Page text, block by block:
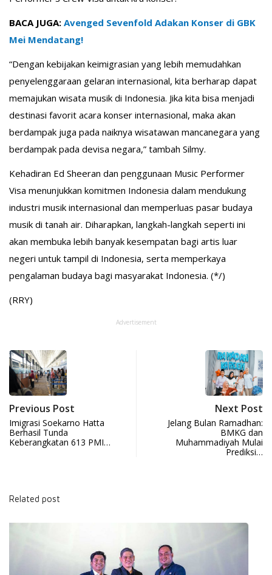
BACA JUGA: Avenged Sevenfold Adakan Konser di GBK
Mei Mendatang!
“Dengan kebijakan keimigrasian yang lebih memudahkan
penyelenggaraan gelaran internasional, kita berharap dapat
memajukan wisata musik di Indonesia. Jika kita bisa menjadi
destinasi favorit acara konser internasional, maka akan
berdampak juga pada naiknya wisatawan mancanegara yang
berdampak pada devisa negara,” tambah Silmy.
Kehadiran Ed Sheeran dan penggunaan Music Performer
Visa menunjukkan komitmen Indonesia dalam mendukung
industri musik internasional dan memperluas pasar budaya
musik di tanah air. Diharapkan, langkah-langkah seperti ini
akan membuka lebih banyak kesempatan bagi artis luar
negeri untuk tampil di Indonesia, serta memperkaya
pengalaman budaya bagi masyarakat Indonesia. (*/)
(RRY)
Advertisement
Previous Post
Imigrasi Soekarno Hatta
Berhasil Tunda
Keberangkatan 613 PMI…
Next Post
Jelang Bulan Ramadhan:
BMKG dan
Muhammadiyah Mulai
Prediksi…
Related post